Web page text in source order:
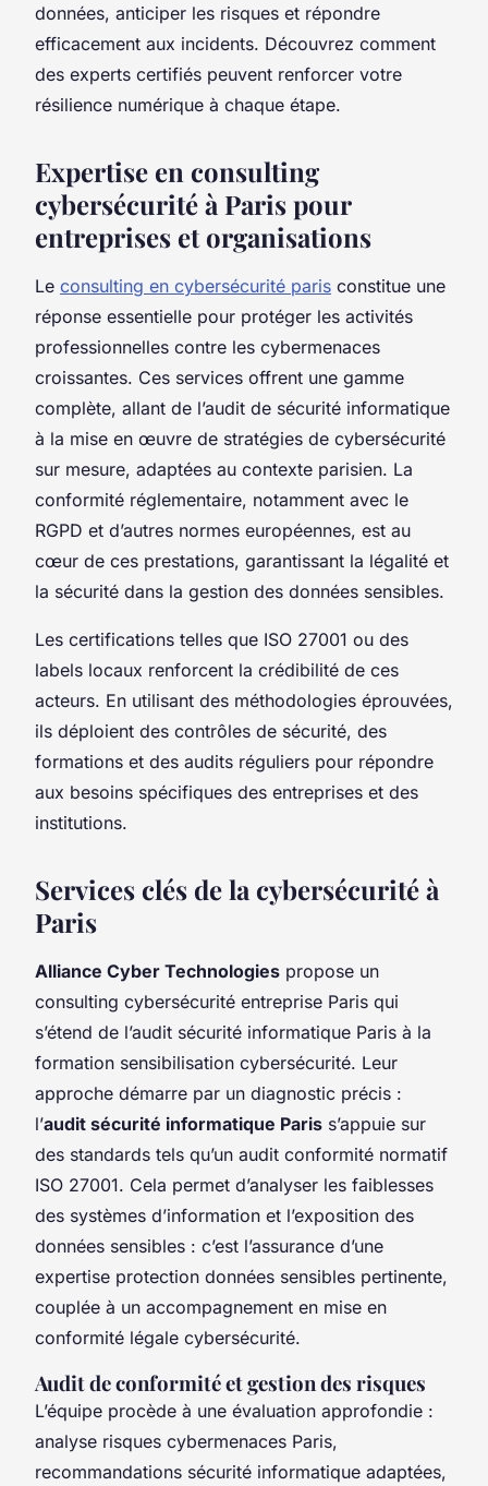
données, anticiper les risques et répondre
efficacement aux incidents. Découvrez comment
des experts certifiés peuvent renforcer votre
résilience numérique à chaque étape.
Expertise en consulting
cybersécurité à Paris pour
entreprises et organisations
Le consulting en cybersécurité paris constitue une
réponse essentielle pour protéger les activités
professionnelles contre les cybermenaces
croissantes. Ces services offrent une gamme
complète, allant de l’audit de sécurité informatique
à la mise en œuvre de stratégies de cybersécurité
sur mesure, adaptées au contexte parisien. La
conformité réglementaire, notamment avec le
RGPD et d’autres normes européennes, est au
cœur de ces prestations, garantissant la légalité et
la sécurité dans la gestion des données sensibles.
Les certifications telles que ISO 27001 ou des
labels locaux renforcent la crédibilité de ces
acteurs. En utilisant des méthodologies éprouvées,
ils déploient des contrôles de sécurité, des
formations et des audits réguliers pour répondre
aux besoins spécifiques des entreprises et des
institutions.
Services clés de la cybersécurité à
Paris
Alliance Cyber Technologies propose un
consulting cybersécurité entreprise Paris qui
s’étend de l’audit sécurité informatique Paris à la
formation sensibilisation cybersécurité. Leur
approche démarre par un diagnostic précis :
l’audit sécurité informatique Paris s’appuie sur
des standards tels qu’un audit conformité normatif
ISO 27001. Cela permet d’analyser les faiblesses
des systèmes d’information et l’exposition des
données sensibles : c’est l’assurance d’une
expertise protection données sensibles pertinente,
couplée à un accompagnement en mise en
conformité légale cybersécurité.
Audit de conformité et gestion des risques
L’équipe procède à une évaluation approfondie :
analyse risques cybermenaces Paris,
recommandations sécurité informatique adaptées,